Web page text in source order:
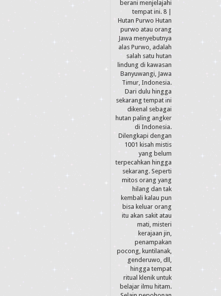
berani menjelajahi
tempat ini. 8 |
Hutan Purwo Hutan
purwo atau orang
Jawa menyebutnya
alas Purwo, adalah
salah satu hutan
lindung di kawasan
Banyuwangi, Jawa
Timur, Indonesia.
Dari dulu hingga
sekarang tempat ini
dikenal sebagai
hutan paling angker
di Indonesia.
Dilengkapi dengan
1001 kisah mistis
yang belum
terpecahkan hingga
sekarang. Seperti
mitos orang yang
hilang dan tak
kembali kalau pun
bisa keluar orang
itu akan sakit atau
mati, misteri
kerajaan jin,
penampakan
pocong, kuntilanak,
genderuwo, dll,
hingga tempat
ritual klenik untuk
belajar ilmu hitam.